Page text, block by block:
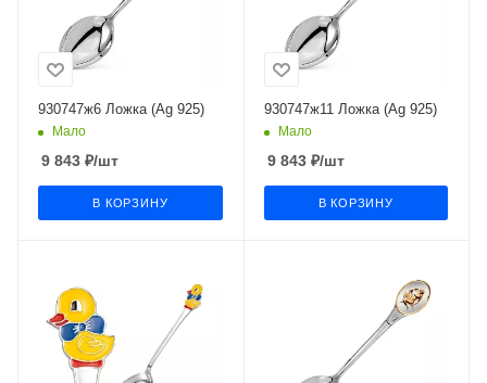
930747ж6 Ложка (Ag 925)
Мало
9 843 ₽/шт
В КОРЗИНУ
930747ж11 Ложка (Ag 925)
Мало
9 843₽/шт
В КОРЗИНУ